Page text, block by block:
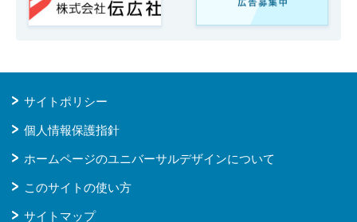
サイトポリシー
個人情報保護指針
ホームページのユニバーサルデザインについて
このサイトの使い方
サイトマップ